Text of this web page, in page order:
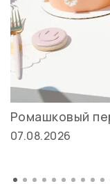
Ромашковый
07.08.2026